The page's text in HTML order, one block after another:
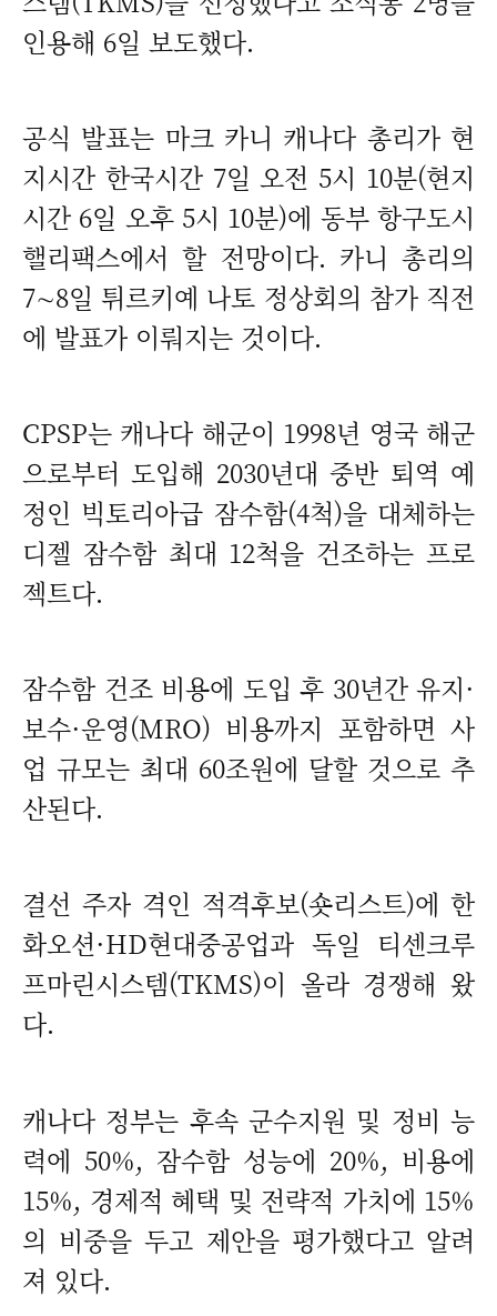
인용해 6일 보도했다.
공식 발표는 마크 카니 캐나다 총리가 현
지시간 한국시간 7일 오전 5시 10분(현지
시간 6일 오후 5시 10분)에 동부 항구도시
핼리팩스에서 할 전망이다. 카니 총리의
7∼8일 튀르키예 나토 정상회의 참가 직전
에 발표가 이뤄지는 것이다.
CPSP는 캐나다 해군이 1998년 영국 해군
으로부터 도입해 2030년대 중반 퇴역 예
정인 빅토리아급 잠수함(4척)을 대체하는
디젤 잠수함 최대 12척을 건조하는 프로
젝트다.
잠수함 건조 비용에 도입 후 30년간 유지·
보수·운영(MRO) 비용까지 포함하면 사
업 규모는 최대 60조원에 달할 것으로 추
산된다.
결선 주자 격인 적격후보(숏리스트)에 한
화오션·HD현대중공업과 독일 티센크루
프마린시스템(TKMS)이 올라 경쟁해 왔
다.
캐나다 정부는 후속 군수지원 및 정비 능
력에 50%, 잠수함 성능에 20%, 비용에
15%, 경제적 혜택 및 전략적 가치에 15%
의 비중을 두고 제안을 평가했다고 알려
져 있다.